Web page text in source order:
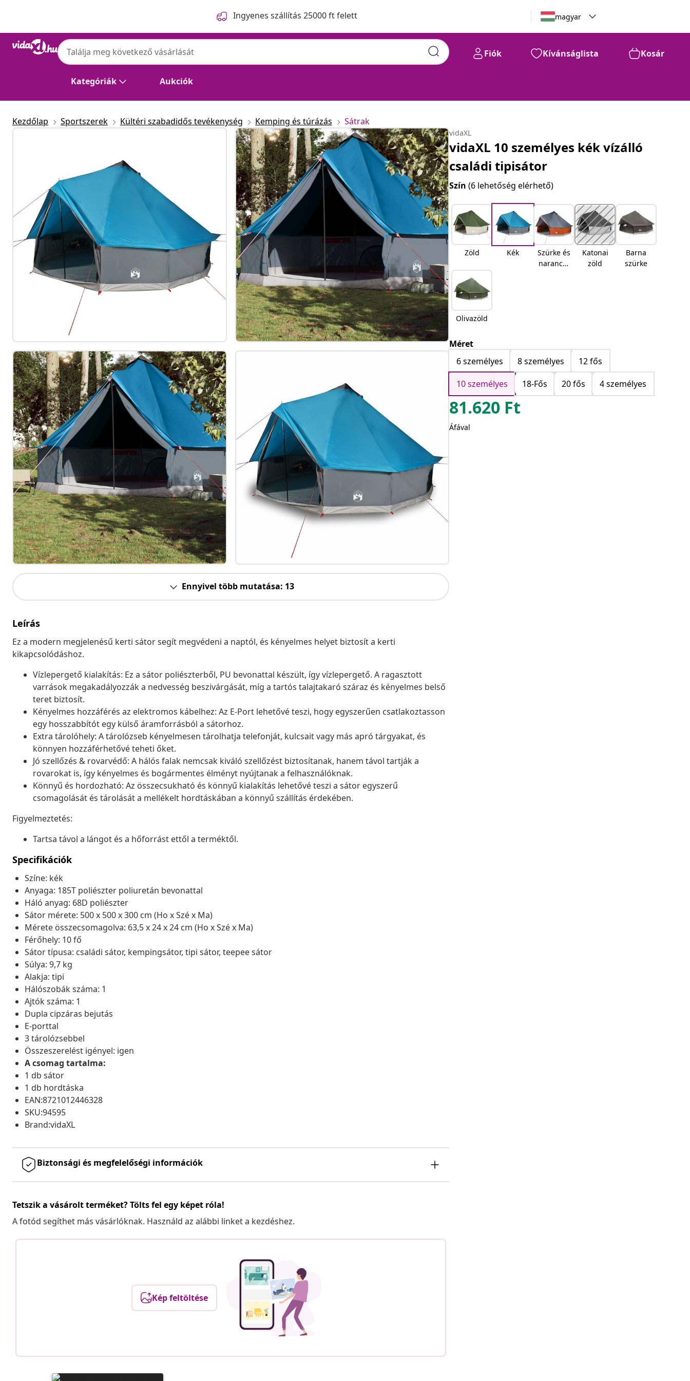
Ingyenes szállítás 25000 ft felett magyar
Kategóriák Aukciók
Fiók Kívánságlista Kosár
Kezdőlap Sportszerek Kültéri szabadidős tevékenység Kemping és túrázás Sátrak
Ennyivel több mutatása: 13
Leírás
Ez a modern megjelenésű kerti sátor segít megvédeni a naptól, és kényelmes helyet biztosít a kerti
kikapcsolódáshoz.
Vízlepergető kialakítás: Ez a sátor poliészterből, PU bevonattal készült, így vízlepergető. A ragasztott
varrások megakadályozzák a nedvesség beszivárgását, míg a tartós talajtakaró száraz és kényelmes belső
teret biztosít.
Kényelmes hozzáférés az elektromos kábelhez: Az E-Port lehetővé teszi, hogy egyszerűen csatlakoztasson
egy hosszabbítót egy külső áramforrásból a sátorhoz.
Extra tárolóhely: A tárolózseb kényelmesen tárolhatja telefonját, kulcsait vagy más apró tárgyakat, és
könnyen hozzáférhetővé teheti őket.
Jó szellőzés & rovarvédő: A hálós falak nemcsak kiváló szellőzést biztosítanak, hanem távol tartják a
rovarokat is, így kényelmes és bogármentes élményt nyújtanak a felhasználóknak.
Könnyű és hordozható: Az összecsukható és könnyű kialakítás lehetővé teszi a sátor egyszerű
csomagolását és tárolását a mellékelt hordtáskában a könnyű szállítás érdekében.
Figyelmeztetés:
Tartsa távol a lángot és a hőforrást ettől a terméktől.
Specifikációk
Színe: kék
Anyaga: 185T poliészter poliuretán bevonattal
Háló anyag: 68D poliészter
Sátor mérete: 500 x 500 x 300 cm (Ho x Szé x Ma)
Mérete összecsomagolva: 63,5 x 24 x 24 cm (Ho x Szé x Ma)
Férőhely: 10 fő
Sátor típusa: családi sátor, kempingsátor, tipi sátor, teepee sátor
Súlya: 9,7 kg
Alakja: tipi
Hálószobák száma: 1
Ajtók száma: 1
Dupla cipzáras bejutás
E-porttal
3 tárolózsebbel
Összeszerelést igényel: igen
A csomag tartalma:
1 db sátor
1 db hordtáska
EAN:8721012446328
SKU:94595
Brand:vidaXL
Biztonsági és megfelelőségi információk
Tetszik a vásárolt terméket? Tölts fel egy képet róla!
A fotód segíthet más vásárlóknak. Használd az alábbi linket a kezdéshez.
Kép feltöltése
vidaXL
vidaXL 10 személyes kék vízálló
családi tipisátor
Szín(6 lehetőség elérhető)
Zöld Kék
Szürke és
narancss
Katonai
zöld
Barna
szürke
Olivazöld
Méret
6 személyes
8 személyes
12 fős
10 személyes
18-Fős 20 fős 4 személyes
81.620 Ft
Áfával